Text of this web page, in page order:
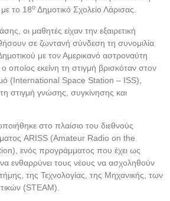
το 18ο Δημοτικό Σχολείο Λάρισας.
οι μαθητές είχαν την εξαιρετική
σε ζωντανή σύνδεση τη συνομιλία
με τον Αμερικανό αστροναύτη
εκείνη τη στιγμή βρισκόταν στον
(International Space Station – ISS),
στιγμή γνώσης, συγκίνησης και
στο πλαίσιο του διεθνούς
ARISS (Amateur Radio on the
ενός προγράμματος που έχει ως
ενθαρρύνει τους νέους να ασχοληθούν
της Τεχνολογίας, της Μηχανικής, των
(STEAM).